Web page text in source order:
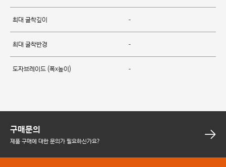
최대 굴착깊이 -
최대 굴착반경 -
도자브레이드 (폭x높이) -
구매문의
제품 구매에 대한 문의가 필요하신가요?